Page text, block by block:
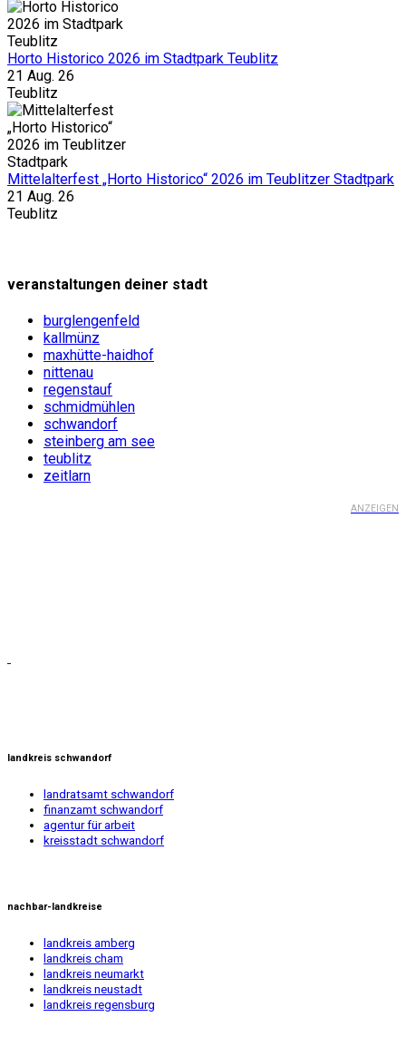
Horto Historico 2026 im Stadtpark Teublitz
21 Aug. 26
Teublitz
Mittelalterfest „Horto Historico“ 2026 im Teublitzer Stadtpark
21 Aug. 26
Teublitz
veranstaltungen deiner stadt
burglengenfeld
kallmünz
maxhütte-haidhof
nittenau
regenstauf
schmidmühlen
schwandorf
steinberg am see
teublitz
zeitlarn
ANZEIGEN
landkreis schwandorf
landratsamt schwandorf
finanzamt schwandorf
agentur für arbeit
kreisstadt schwandorf
nachbar-landkreise
landkreis amberg
landkreis cham
landkreis neumarkt
landkreis neustadt
landkreis regensburg